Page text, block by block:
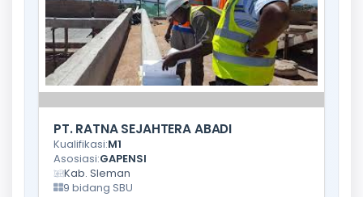
PT. RATNA SEJAHTERA ABADI
Kualifikasi:M1
Asosiasi:GAPENSI
Kab. Sleman
9 bidang SBU